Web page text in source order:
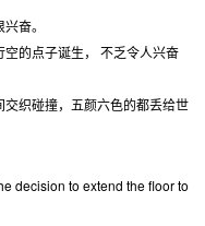
奋。
的点子诞生， 不乏令人兴奋
织碰撞，五颜六色的都丢给世
decision to extend the floor to